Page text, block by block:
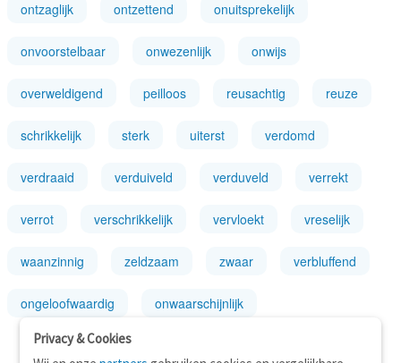
ontzaglijk ontzettend onuitsprekelijk
onvoorstelbaar onwezenlijk onwijs
overweldigend peilloos reusachtig reuze
schrikkelijk sterk uiterst verdomd
verdraaid verduiveld verduveld verrekt
verrot verschrikkelijk vervloekt vreselijk
waanzinnig zeldzaam zwaar verbluffend
ongeloofwaardig onwaarschijnlijk
Privacy & Cookies